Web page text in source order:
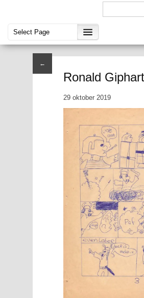
←
Ronald
29 oktober 2019